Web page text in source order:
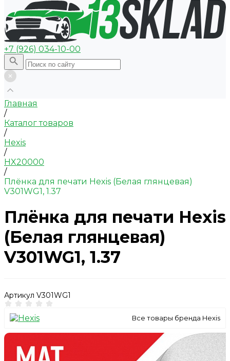
+7 (926) 034-10-00
Главная
/
Каталог товаров
/
Hexis
/
HX20000
/
Плёнка для печати Hexis (Белая глянцевая)
V301WG1, 1.37
Плёнка для печати Hexis
(Белая глянцевая)
V301WG1, 1.37
Артикул V301WG1
Все товары бренда Hexis